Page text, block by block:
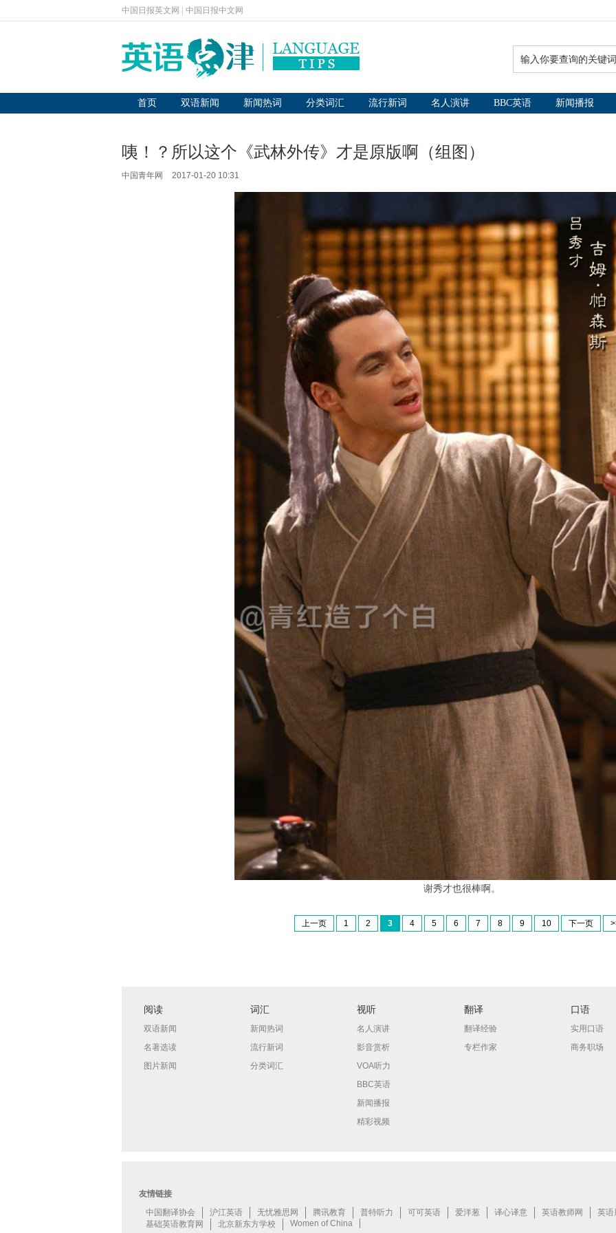
中国日报英文网 中国日报中文网
首页 双语新闻 新闻热词 分类词汇 流行新词 名人演讲 BBC英语 新闻播报
咦！？所以这个《武林外传》才是原版啊（组图）
中国青年网 2017-01-20 10:31
谢秀才也很棒啊。
上一页 1 2 3 4 5 6 7 8 9 10 下一页
阅读
双语新闻
名著选读
图片新闻
词汇
新闻热词
流行新词
分类词汇
视听
名人演讲
影音赏析
VOA听力
BBC英语
新闻播报
精彩视频
翻译
翻译经验
专栏作家
口语
实用口语
商务职场